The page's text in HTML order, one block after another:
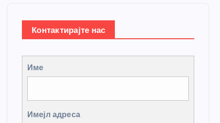
Контактирајте нас
Име
Имејл адреса